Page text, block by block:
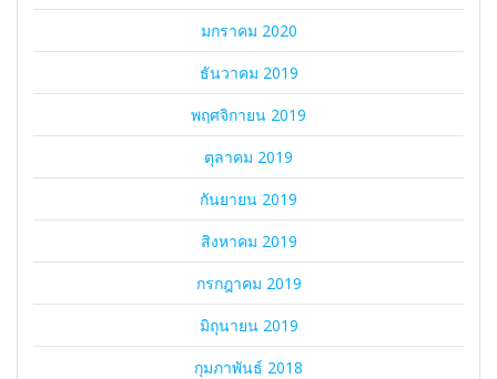
มกราคม 2020
ธันวาคม 2019
พฤศจิกายน 2019
ตุลาคม 2019
กันยายน 2019
สิงหาคม 2019
กรกฎาคม 2019
มิถุนายน 2019
กุมภาพันธ์ 2018